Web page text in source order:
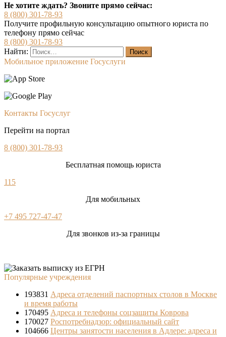
Не хотите ждать? Звоните прямо сейчас:
8 (800) 301-78-93
Получите профильную консультацию опытного юриста по
телефону прямо сейчас
8 (800) 301-78-93
Найти:
Мобильное приложение Госуслуги
Контакты Госуслуг
Перейти на портал
8 (800) 301-78-93
Бесплатная помощь юриста
115
Для мобильных
+7 495 727-47-47
Для звонков из-за границы
Популярные учреждения
193831 Адреса отделений паспортных столов в Москве
и время работы
170495 Адреса и телефоны соцзащиты Коврова
170027 Роспотребнадзор: официальный сайт
104666 Центры занятости населения в Адлере: адреса и